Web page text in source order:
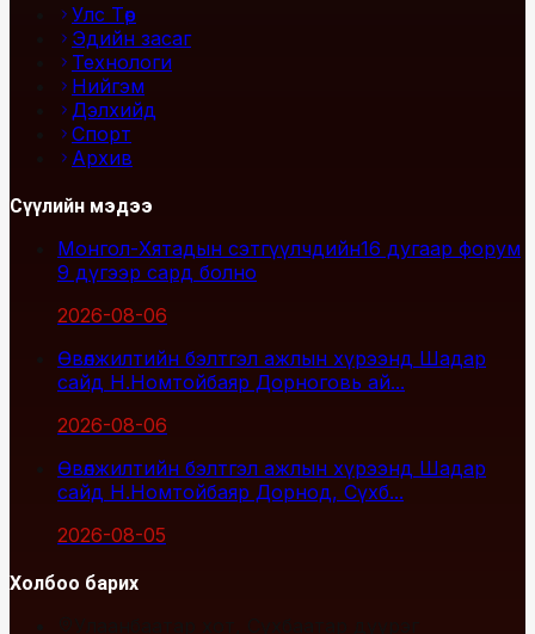
Улс Төр
Эдийн засаг
Технологи
Нийгэм
Дэлхийд
Спорт
Архив
Сүүлийн мэдээ
Монгол-Хятадын сэтгүүлчдийн16 дугаар форум
9 дүгээр сард болно
2026-08-06
Өвөлжилтийн бэлтгэл ажлын хүрээнд Шадар
сайд Н.Номтойбаяр Дорноговь ай...
2026-08-06
Өвөлжилтийн бэлтгэл ажлын хүрээнд Шадар
сайд Н.Номтойбаяр Дорнод, Сүхб...
2026-08-05
Холбоо барих